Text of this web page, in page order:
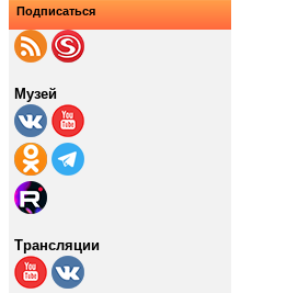
Подписаться
Музей
Трансляции